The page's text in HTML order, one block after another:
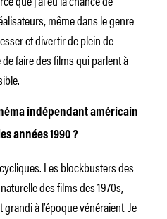
même dans le genre
et divertir de plein de
de faire des films qui parlent à
indépendant américain
années 1990 ?
Les blockbusters des
des films des 1970s,
à l’époque vénéraient. Je